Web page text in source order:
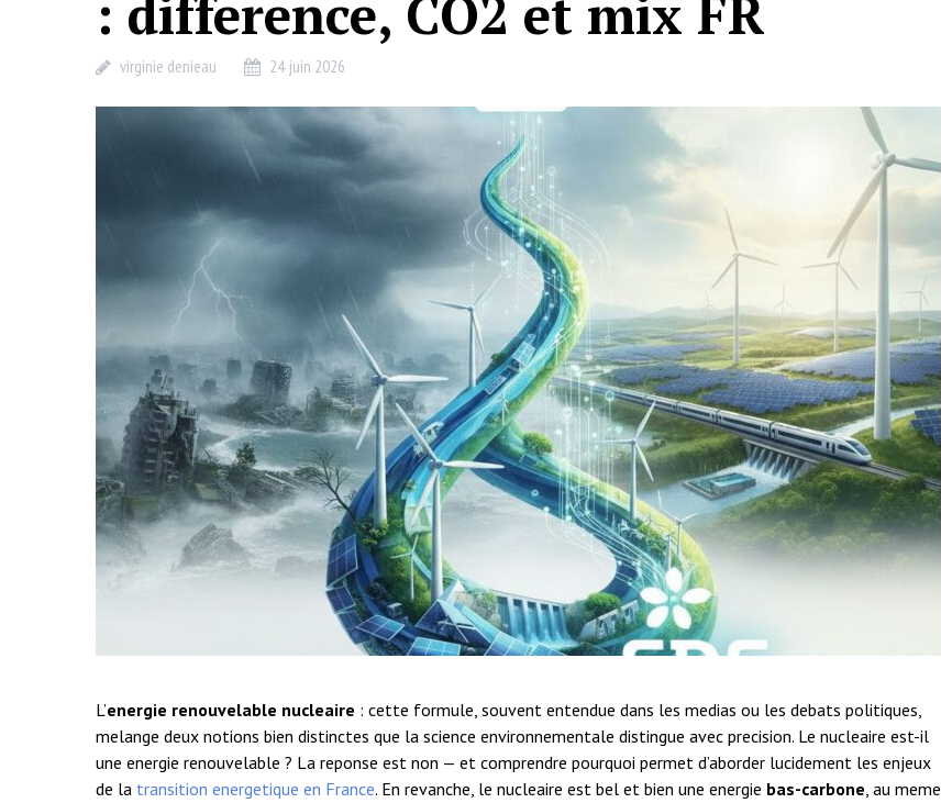
: difference, CO2 et mix FR
virginie denieau 24 juin 2026
L’energie renouvelable nucleaire : cette formule, souvent entendue dans les medias ou les debats politiques,
melange deux notions bien distinctes que la science environnementale distingue avec precision. Le nucleaire est-il
une energie renouvelable ? La reponse est non — et comprendre pourquoi permet d’aborder lucidement les enjeux
de la transition energetique en France. En revanche, le nucleaire est bel et bien une energie bas-carbone, au meme